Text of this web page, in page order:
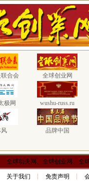
合会 全球创业网
极网 wushu-russ.ru
品牌中国
全球功夫网、全球创业网、全
关于我们 免责声明